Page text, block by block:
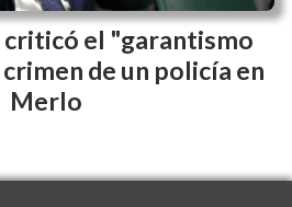
criticó el "garantismo
de un policía en
Merlo